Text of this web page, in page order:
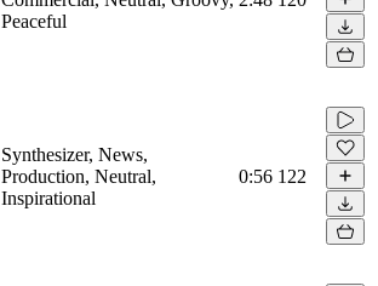
Peaceful
Synthesizer, News,
Production, Neutral,
Inspirational
0:56 122